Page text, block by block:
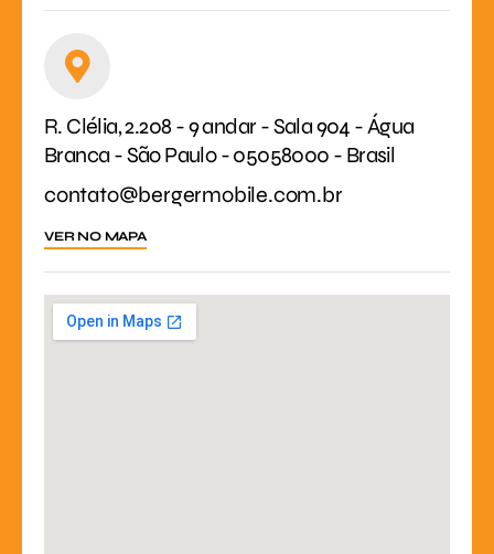
R. Clélia, 2.208 - 9 andar - Sala 904 - Água
Branca - São Paulo - 05058000 - Brasil
contato@bergermobile.com.br
VER NO MAPA